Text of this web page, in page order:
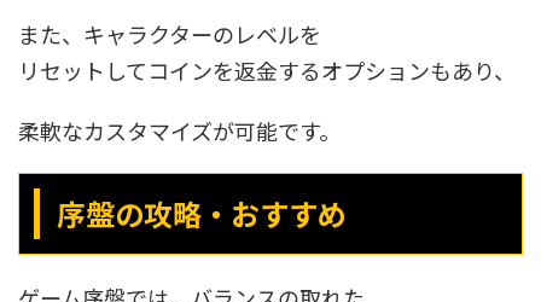
また、キャラクターのレベルを
リセットしてコインを返金するオプションもあり、
柔軟なカスタマイズが可能です。
序盤の攻略・おすすめ